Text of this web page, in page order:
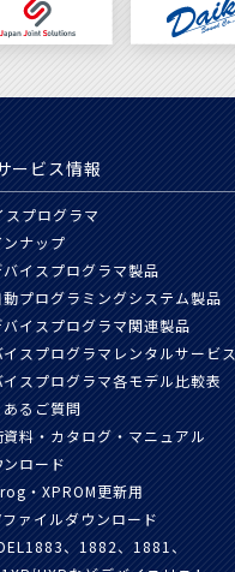
ービス情報
スプログラマ
ンナップ
バイスプログラマ製品
動プログラミングシステム製品
バイスプログラマ関連製品
イスプログラマレンタルサービス
イスプログラマ各モデル比較表
あるご質問
資料・カタログ・マニュアル
ンロード
・XPROM更新用
ファイルダウンロード
、1882、1881、